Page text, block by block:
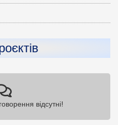
відсутні!